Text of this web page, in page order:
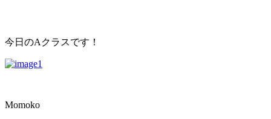
今日のAクラスです！
Momoko